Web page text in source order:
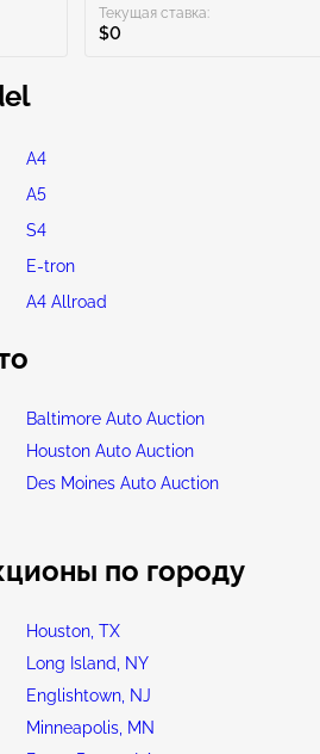
Текущая ставка:
$0
A4
A5
S4
E-tron
A4 Allroad
Baltimore Auto Auction
Houston Auto Auction
Des Moines Auto Auction
по городу
Houston, TX
Long Island, NY
Englishtown, NJ
Minneapolis, MN